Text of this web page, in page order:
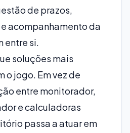
de prazos,
acompanhamento da
entre si.
soluções mais
o jogo. Em vez de
entre monitorador,
e calculadoras
passa a atuar em